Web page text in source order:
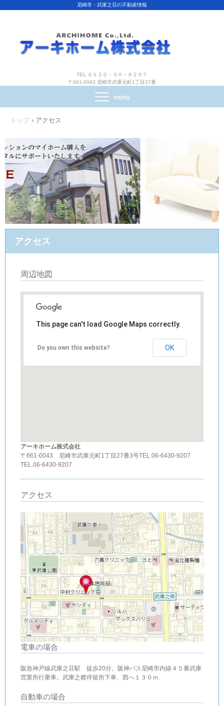
尼崎市・武庫之荘の不動産情報
TEL.０１２０－３０－９２０７
〒661-0043 尼崎市武庫元町1丁目27番
トップ › アクセス
アクセス
周辺地図
This page can't load Google Maps correctly.
Do you own this website? OK
アーキホーム株式会社
〒661-0043 尼崎市武庫元町1丁目27番3号TEL.06-6430-9207
TEL.06-6430-9207
アクセス
電車の場合
阪急神戸線武庫之荘駅 徒歩20分。阪神バス尼崎市内線４５番武庫
営業所行乗車。武庫之郷停留所下車、西へ１３０ｍ.
自動車の場合